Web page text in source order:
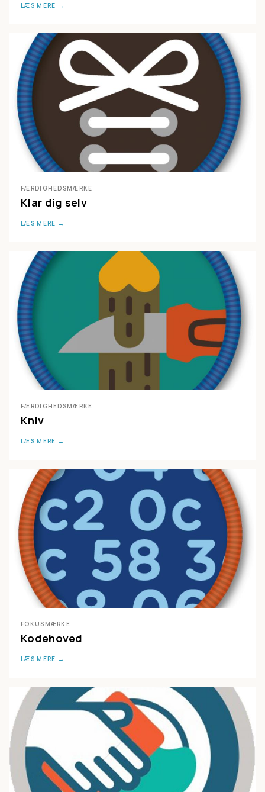
LÆS MERE
FÆRDIGHEDSMÆRKE
Klar dig selv
LÆS MERE
FÆRDIGHEDSMÆRKE
Kniv
LÆS MERE
FOKUSMÆRKE
Kodehoved
LÆS MERE